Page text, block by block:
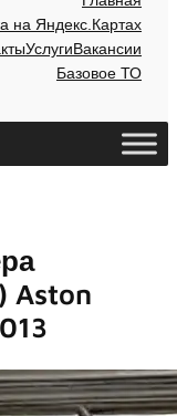
на Яндекс.Картах
УслугиВакансии
Базовое ТО
Aston